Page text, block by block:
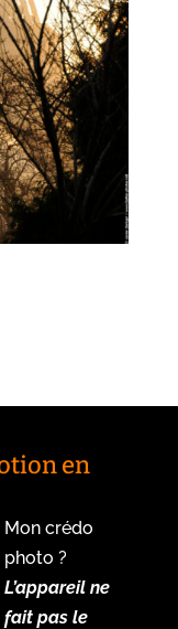
en
Mon crédo
photo ?
L’appareil ne
fait pas le